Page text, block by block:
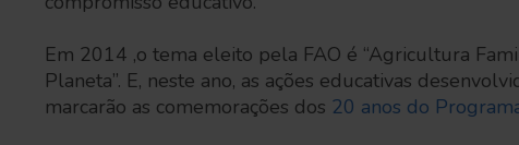
Em 2014 ,o tema eleito pela FAO é “Agricultura
Planeta”. E, neste ano, as ações educativas
marcarão as comemorações dos 20 anos do